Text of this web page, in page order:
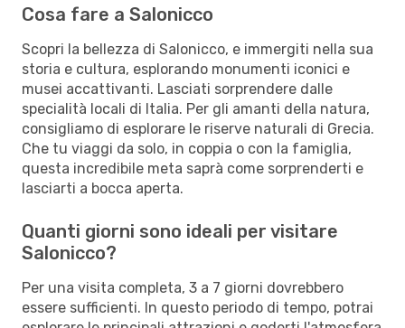
Cosa fare a Salonicco
Scopri la bellezza di Salonicco, e immergiti nella sua
storia e cultura, esplorando monumenti iconici e
musei accattivanti. Lasciati sorprendere dalle
specialità locali di Italia. Per gli amanti della natura,
consigliamo di esplorare le riserve naturali di Grecia.
Che tu viaggi da solo, in coppia o con la famiglia,
questa incredibile meta saprà come sorprenderti e
lasciarti a bocca aperta.
Quanti giorni sono ideali per visitare
Salonicco?
Per una visita completa, 3 a 7 giorni dovrebbero
essere sufficienti. In questo periodo di tempo, potrai